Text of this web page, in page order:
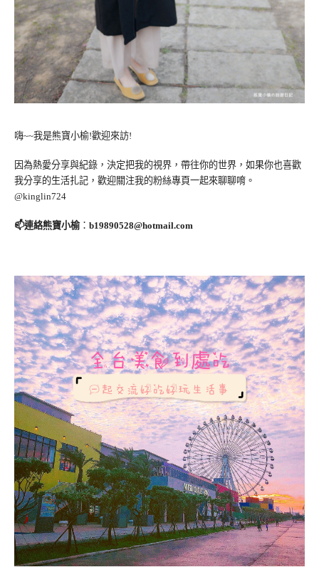
嗨~~我是熊寶小榆!歡迎來訪!
因為熱愛分享與紀錄，決定把我的視界，帶往你的世界，如果你也喜歡
我分享的生活扎記，歡迎關注我的粉絲專頁一起來聊聊唷。
@kinglin724
📫連絡熊寶小榆： b19890528@hotmail.com